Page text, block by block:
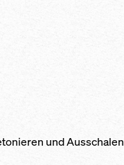
und Ausschalen